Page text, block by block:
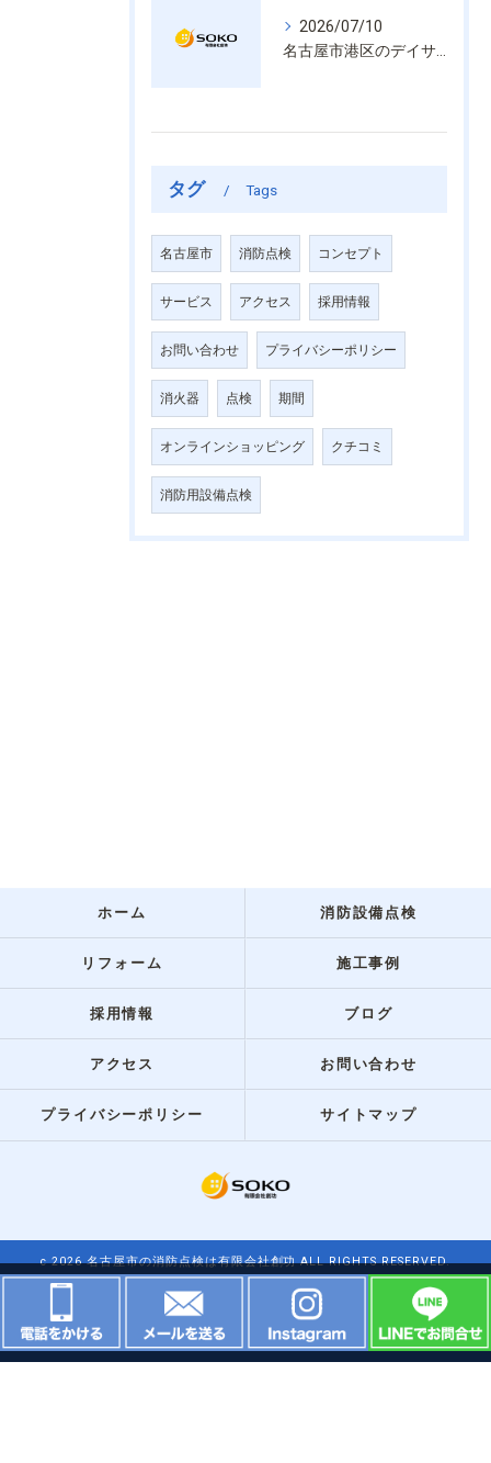
2026/07/10
タグ Tags
名古屋市 消防点検 コンセプト
サービス アクセス 採用情報
お問い合わせ プライバシーポリシー
消火器 点検 期間
オンラインショッピング クチコミ
消防用設備点検
ホーム 消防設備点検
リフォーム 施工事例
採用情報 ブログ
アクセス お問い合わせ
プライバシーポリシー サイトマップ
c 2026 名古屋市の消防点検は有限会社創功 ALL RIGHTS RESERVED.